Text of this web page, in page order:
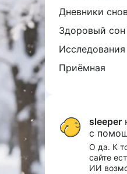
Дневники
Здоровый сон
Исследования
Приёмная
sleeper
с
О да. К
сайте
ИИ